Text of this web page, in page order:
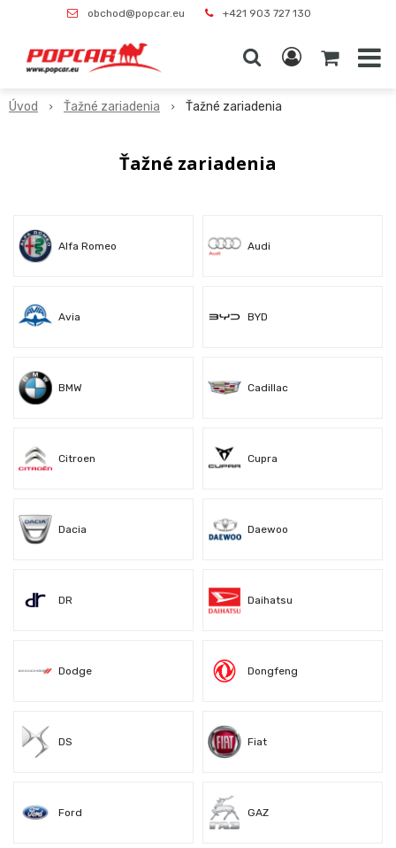
obchod@popcar.eu +421 903 727 130
Úvod Ťažné zariadenia Ťažné zariadenia
Ťažné zariadenia
Alfa Romeo Audi
Avia BYD
BMW Cadillac
Citroen Cupra
Dacia Daewoo
DR Daihatsu
Dodge Dongfeng
DS Fiat
Ford GAZ